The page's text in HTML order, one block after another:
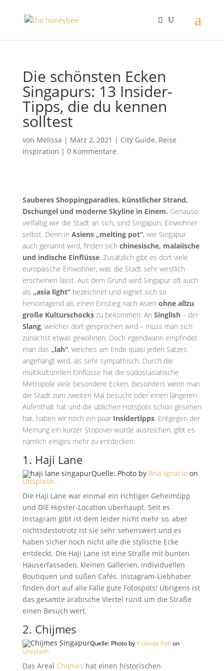
Die schönsten Ecken
Singapurs: 13 Insider-
Tipps, die du kennen
solltest
von Melissa | März 2, 2021 | City Guide, Reise
Inspiration | 0 Kommentare
Sauberes Shoppingparadies, künstlicher Strand,
Dschungel und moderne Skyline in Einem. Genauso
vielfältig wie die Stadt an sich, sind Singapurs Einwohner
selbst. Denn in Asiens „melting pot“, wie Singapur
auch genannt wird, finden sich chinesische, malaiische
und indische Einflüsse. Zusätzlich gibt es dort viele
europäische Einwohner, was die Stadt sehr westlich
erscheinen lässt. Aus dem Grund wird Singapur oft auch
als „asia light“bezeichnet und eignet sich so
hervorragend als einen Einstieg nach Asien ohne allzu
große Kulturschockszu bekommen. An Singlish– der
Slang, welcher dort gesprochen wird – muss man sich
zunächst etwas gewöhnen. Doch irgendwann empfindet
man das „lah“, welches am Ende quasi jeden Satzes
angehängt wird, als sehr sympathisch. Durch die
multikulturellen Einflüsse hat die südostasiatische
Metropole viele besondere Ecken. Besonders wenn man
die Stadt zum zweiten Mal besucht oder einen längeren
Aufenthalt hat und die üblichen Hotspots schon gesehen
hat, haben wir noch ein paar Insidertipps. Entgegen der
Meinung ein kurzer Stopover würde ausreichen, gibt es
nämlich einiges mehr zu entdecken.
1. Haji Lane
Quelle: Photo by Bna Ignacioon
Unsplash
Die Haji Lane war einmal ein richtiger Geheimtipp
und DIE Hipster-Location überhaupt. Seit es
Instagram gibt ist dem leider nicht mehr so, aber
nichtsdestotrotz ist sie sehr sehenswert und es
haben sicher noch nicht alle die stylische Ecke
entdeckt. Die Haji Lane ist eine Straße mit bunten
Häuserfassaden, kleinen Gallerien, individuellen
Boutiquen und süßen Cafés. Instagram-Liebhaber
finden dort auf alle Fälle gute Fotospots! Übrigens ist
das gesamte arabische Viertel rund um die Straße
einen Besuch wert.
2. Chijmes
Quelle: Photo byYolanda Pohon
Unsplash
Das Areal Chijmes hat einen historischen